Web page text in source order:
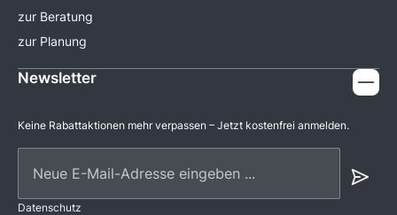
zur Beratung
zur Planung
Newsletter
Keine Rabattaktionen mehr verpassen – Jetzt kostenfrei anmelden.
Datenschutz